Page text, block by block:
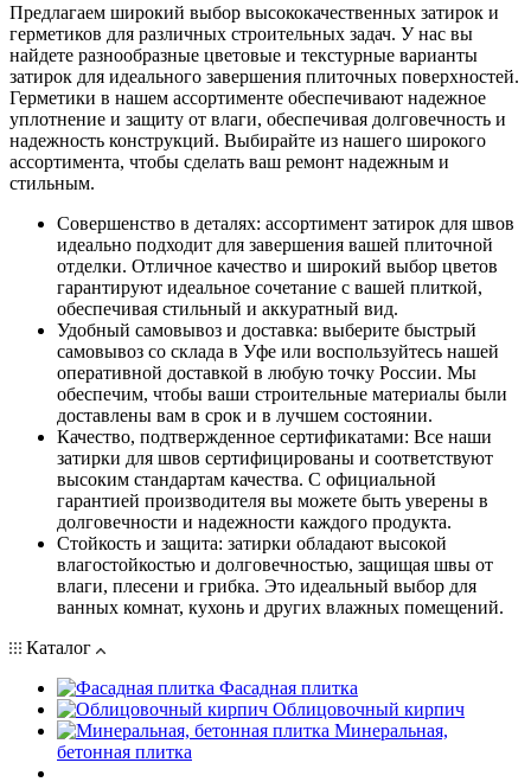
Предлагаем широкий выбор высококачественных затирок и
герметиков для различных строительных задач. У нас вы
найдете разнообразные цветовые и текстурные варианты
затирок для идеального завершения плиточных поверхностей.
Герметики в нашем ассортименте обеспечивают надежное
уплотнение и защиту от влаги, обеспечивая долговечность и
надежность конструкций. Выбирайте из нашего широкого
ассортимента, чтобы сделать ваш ремонт надежным и
стильным.
Совершенство в деталях: ассортимент затирок для швов
идеально подходит для завершения вашей плиточной
отделки. Отличное качество и широкий выбор цветов
гарантируют идеальное сочетание с вашей плиткой,
обеспечивая стильный и аккуратный вид.
Удобный самовывоз и доставка: выберите быстрый
самовывоз со склада в Уфе или воспользуйтесь нашей
оперативной доставкой в любую точку России. Мы
обеспечим, чтобы ваши строительные материалы были
доставлены вам в срок и в лучшем состоянии.
Качество, подтвержденное сертификатами: Все наши
затирки для швов сертифицированы и соответствуют
высоким стандартам качества. С официальной
гарантией производителя вы можете быть уверены в
долговечности и надежности каждого продукта.
Стойкость и защита: затирки обладают высокой
влагостойкостью и долговечностью, защищая швы от
влаги, плесени и грибка. Это идеальный выбор для
ванных комнат, кухонь и других влажных помещений.
Каталог
Фасадная плитка
Облицовочный кирпич
Минеральная,
бетонная плитка